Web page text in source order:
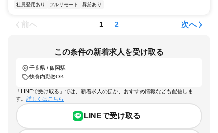
社員登用あり フルリモート 昇給あり
前へ 1 2 次へ
この条件の新着求人を受け取る
千葉県 / 飯岡駅
扶養内勤務OK
「LINEで受け取る」では、新着求人のほか、おすすめ情報なども配信しま
す。 詳しくはこちら
LINEで受け取る